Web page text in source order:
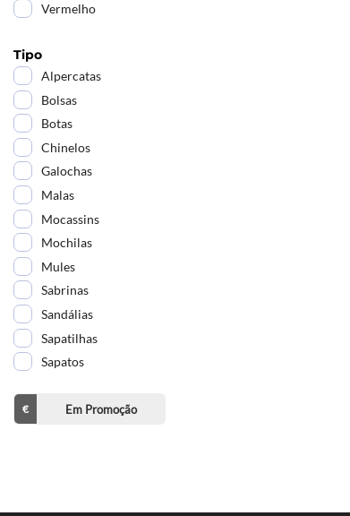
Vermelho
Tipo
Alpercatas
Bolsas
Botas
Chinelos
Galochas
Malas
Mocassins
Mochilas
Mules
Sabrinas
Sandálias
Sapatilhas
Sapatos
Em Promoção